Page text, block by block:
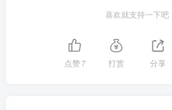
喜欢就支持一下吧
点赞7 打赏 分享